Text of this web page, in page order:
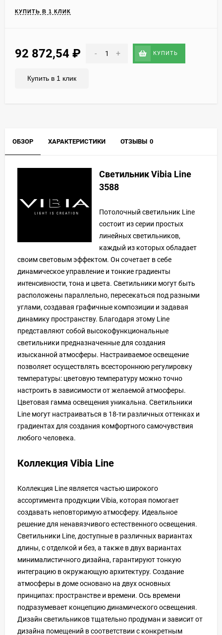
КУПИТЬ В 1 КЛИК
92 872,54 ₽ - + КУПИТЬ
Купить в 1 клик
ОБЗОР ХАРАКТЕРИСТИКИ ОТЗЫВЫ 0
Светильник Vibia Line
3588
Потолочный светильник Line
состоит из серии простых
линейных светильников,
каждый из которых обладает
своим световым эффектом. Он сочетает в себе
динамическое управление и тонкие градиенты
интенсивности, тона и цвета. Светильники могут быть
расположены параллельно, пересекаться под разными
углами, создавая графичные композиции и задавая
динамику пространству. Благодаря этому Line
представляют собой высокофункциональные
светильники предназначенные для создания
изысканной атмосферы. Настраиваемое освещение
позволяет осуществлять всестороннюю регулировку
температуры: цветовую температуру можно точно
настроить в зависимости от желаемой атмосферы.
Цветовая гамма освещения уникальна. Светильники
Line могут настраиваться в 18-ти различных оттенках и
градиентах для создания комфортного самочувствия
любого человека.
Коллекция Vibia Line
Коллекция Line является частью широкого
ассортимента продукции Vibia, которая помогает
создавать неповторимую атмосферу. Идеальное
решение для ненавязчивого естественного освещения.
Светильники Line, доступные в различных вариантах
длины, с отделкой и без, а также в двух вариантах
минималистичного дизайна, гарантируют тонкую
интеграцию в окружающую архитектуру. Создание
атмосферы в доме основано на двух основных
принципах: пространстве и времени. Ось времени
подразумевает концепцию динамического освещения.
Дизайн светильников тщательно продуман и зависит от
дизайна помещений в соответствии с конкретным